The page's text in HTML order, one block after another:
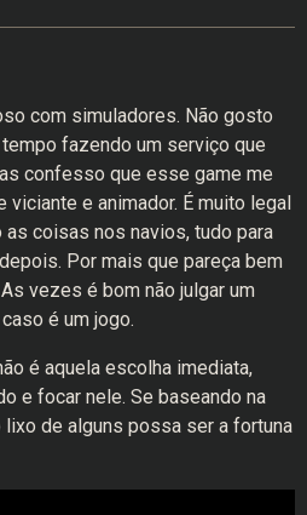
com simuladores. Não gosto
fazendo um serviço que
confesso que esse game me
e animador. É muito legal
coisas nos navios, tudo para
Por mais que pareça bem
vezes é bom não julgar um
é um jogo.
é aquela escolha imediata,
e focar nele. Se baseando na
de alguns possa ser a fortuna